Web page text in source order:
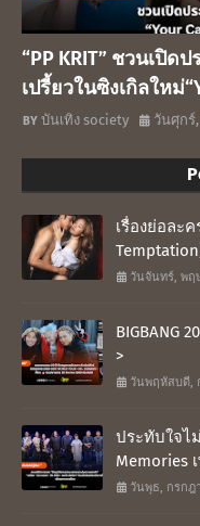
“PP KRIT” ชวนเปิ
เปรี้ยวในซิงเกิลใหม่
บันเทิง society วันศุกร์
เรื่องย่อละ
วันจันทร์, พฤ
BIGBANG
>
วันพฤหัสบดี,
ประทับใจไ
Memories
วันพุธ, กรกฎ